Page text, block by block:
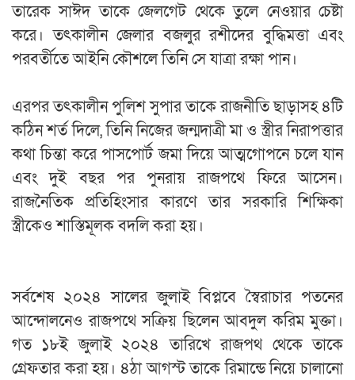
তারেক সাঈদ তাকে জেলগেট থেকে তুলে নেওয়ার চেষ্টা
করে। তৎকালীন জেলার বজলুর রশীদের বুদ্ধিমত্তা এবং
পরবর্তীতে আইনি কৌশলে তিনি সে যাত্রা রক্ষা পান।
‎​এরপর তৎকালীন পুলিশ সুপার তাকে রাজনীতি ছাড়াসহ ৪টি
কঠিন শর্ত দিলে, তিনি নিজের জন্মদাত্রী মা ও স্ত্রীর নিরাপত্তার
কথা চিন্তা করে পাসপোর্ট জমা দিয়ে আত্মগোপনে চলে যান
এবং দুই বছর পর পুনরায় রাজপথে ফিরে আসেন।
রাজনৈতিক প্রতিহিংসার কারণে তার সরকারি শিক্ষিকা
স্ত্রীকেও শাস্তিমূলক বদলি করা হয়।
‎​সর্বশেষ ২০২৪ সালের জুলাই বিপ্লবে স্বৈরাচার পতনের
আন্দোলনেও রাজপথে সক্রিয় ছিলেন আবদুল করিম মুক্তা।
গত ১৮ই জুলাই ২০২৪ তারিখে রাজপথ থেকে তাকে
গ্রেফতার করা হয়। ৪ঠা আগস্ট তাকে রিমান্ডে নিয়ে চালানো